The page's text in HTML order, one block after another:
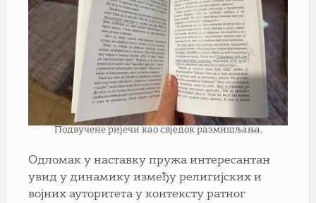
Подвучене ријечи као свједок размишљања.
Одломак у наставку пружа интересантан
увид у динамику између религијских и
војних ауторитета у контексту ратног